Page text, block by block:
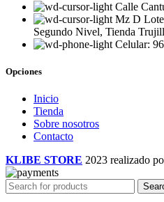
Calle
Mz D
Segundo Nivel, Tienda
Celular:
Opciones
Inicio
Tienda
Sobre nosotros
Contacto
KLIBE STORE 2023 realizado